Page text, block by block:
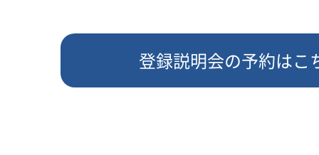
登録説明会の予約はこ